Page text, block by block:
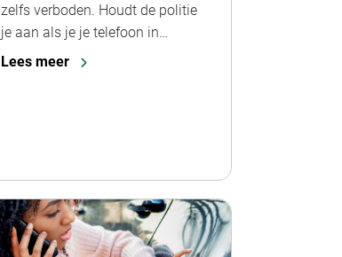
zelfs verboden. Houdt de politie
je aan als je je telefoon in…
Lees meer